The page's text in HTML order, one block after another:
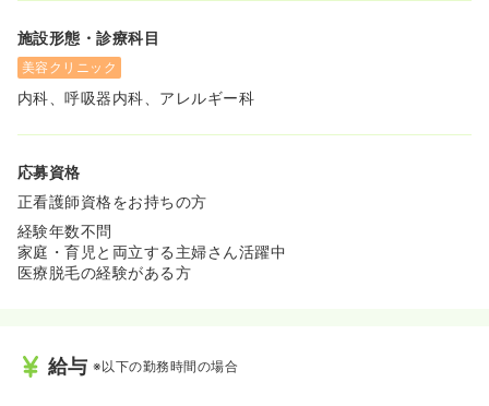
施設形態・診療科目
美容クリニック
内科、呼吸器内科、アレルギー科
応募資格
正看護師資格をお持ちの方
経験年数不問
家庭・育児と両立する主婦さん活躍中
医療脱毛の経験がある方
給与 ※以下の勤務時間の場合